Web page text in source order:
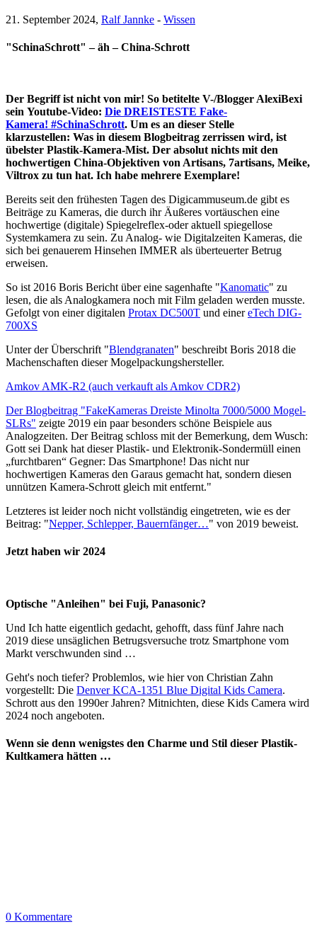
21. September 2024, Ralf Jannke - Wissen
"SchinaSchrott" – äh – China-Schrott
Der Begriff ist nicht von mir! So betitelte V-/Blogger AlexiBexi
sein Youtube-Video: Die DREISTESTE Fake-
Kamera! #SchinaSchrott. Um es an dieser Stelle
klarzustellen: Was in diesem Blogbeitrag zerrissen wird, ist
übelster Plastik-Kamera-Mist. Der absolut nichts mit den
hochwertigen China-Objektiven von Artisans, 7artisans, Meike,
Viltrox zu tun hat. Ich habe mehrere Exemplare!
Bereits seit den frühesten Tagen des Digicammuseum.de gibt es
Beiträge zu Kameras, die durch ihr Äußeres vortäuschen eine
hochwertige (digitale) Spiegelreflex-oder aktuell spiegellose
Systemkamera zu sein. Zu Analog- wie Digitalzeiten Kameras, die
sich bei genauerem Hinsehen IMMER als überteuerter Betrug
erweisen.
So ist 2016 Boris Bericht über eine sagenhafte "Kanomatic" zu
lesen, die als Analogkamera noch mit Film geladen werden musste.
Gefolgt von einer digitalen Protax DC500T und einereTech DIG-
700XS
Unter der Überschrift "Blendgranaten" beschreibt Boris 2018 die
Machenschaften dieser Mogelpackungshersteller.
Amkov AMK-R2 (auch verkauft als Amkov CDR2)
Der Blogbeitrag "FakeKameras Dreiste Minolta 7000/5000 Mogel-
SLRs" zeigte 2019 ein paar besonders schöne Beispiele aus
Analogzeiten. Der Beitrag schloss mit der Bemerkung, dem Wusch:
Gott sei Dank hat dieser Plastik- und Elektronik-Sondermüll einen
„furchtbaren“ Gegner: Das Smartphone! Das nicht nur
hochwertigen Kameras den Garaus gemacht hat, sondern diesen
unnützen Kamera-Schrott gleich mit entfernt."
Letzteres ist leider noch nicht vollständig eingetreten, wie es der
Beitrag: "Nepper, Schlepper, Bauernfänger…" von 2019 beweist.
Jetzt haben wir 2024
Optische "Anleihen" bei Fuji, Panasonic?
Und Ich hatte eigentlich gedacht, gehofft, dass fünf Jahre nach
2019 diese unsäglichen Betrugsversuche trotz Smartphone vom
Markt verschwunden sind …
Geht's noch tiefer? Problemlos, wie hier von Christian Zahn
vorgestellt: Die Denver KCA-1351 Blue Digital Kids Camera.
Schrott aus den 1990er Jahren? Mitnichten, diese Kids Camera wird
2024 noch angeboten.
Wenn sie denn wenigstes den Charme und Stil dieser Plastik-
Kultkamera hätten …
0 Kommentare